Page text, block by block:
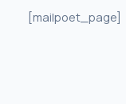
[mailpoet_page]